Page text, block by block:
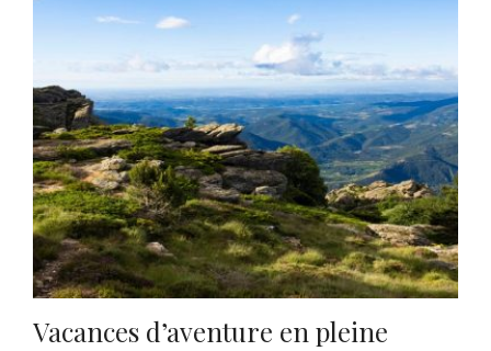
Vacances d’aventure en pleine